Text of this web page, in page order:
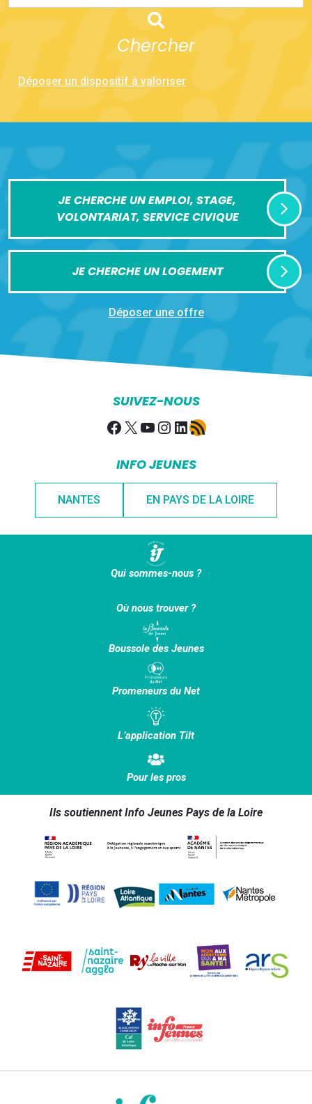
Chercher
Déposer un dispositif à valoriser
JE CHERCHE UN EMPLOI, STAGE,
VOLONTARIAT, SERVICE CIVIQUE
JE CHERCHE UN LOGEMENT
Déposer une offre
SUIVEZ-NOUS
Facebook
X YouTube
Instagram
LinkedIn
Flux RSS
INFO JEUNES
NANTES EN PAYS DE LA LOIRE
Qui sommes-nous ?
Où nous trouver ?
Boussole des Jeunes
Promeneurs du Net
L’application Tilt
Pour les pros
Ils soutiennent Info Jeunes Pays de la Loire